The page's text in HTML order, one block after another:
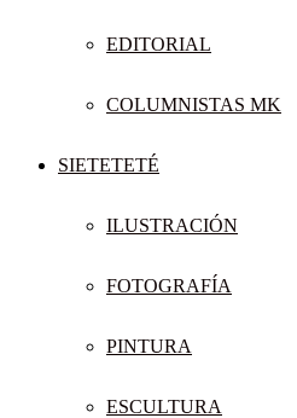
EDITORIAL
COLUMNISTAS MK
SIETETETÉ
ILUSTRACIÓN
FOTOGRAFÍA
PINTURA
ESCULTURA